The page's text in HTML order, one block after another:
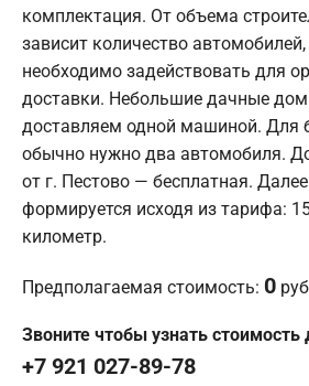
комплектация. От объема
зависит количество
необходимо задействовать для
доставки. Небольшие дачные
доставляем одной машиной. Для
обычно нужно два автомобиля.
от г. Пестово — бесплатная.
формируется исходя из тарифа:
километр.
Предполагаемая стоимость: 0
Звоните чтобы узнать стоимость
+7 921 027-89-78